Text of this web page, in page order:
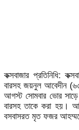
কক্সবাজার প্রতিনিধি:
বারসহ জয়নুল আবেদীন
আগস্ট সোমবার ভোর সাড়ে
বারসহ তাকে করা হয়।
বসবাসরত মৃত ফজর